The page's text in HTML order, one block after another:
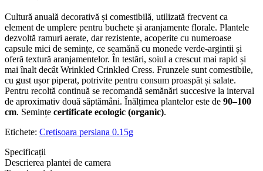
Cultură anuală decorativă și comestibilă, utilizată frecvent ca
element de umplere pentru buchete și aranjamente florale. Plantele
dezvoltă ramuri aerate, dar rezistente, acoperite cu numeroase
capsule mici de semințe, ce seamănă cu monede verde-argintii și
oferă textură aranjamentelor. În testări, soiul a crescut mai rapid și
mai înalt decât Wrinkled Crinkled Cress. Frunzele sunt comestibile,
cu gust ușor piperat, potrivite pentru consum proaspăt și salate.
Pentru recoltă continuă se recomandă semănări succesive la interval
de aproximativ două săptămâni. Înălțimea plantelor este de 90–100
cm. Semințe certificate ecologic (organic).
Etichete: Cretisoara persiana 0.15g
Specificații
Descrierea plantei de camera